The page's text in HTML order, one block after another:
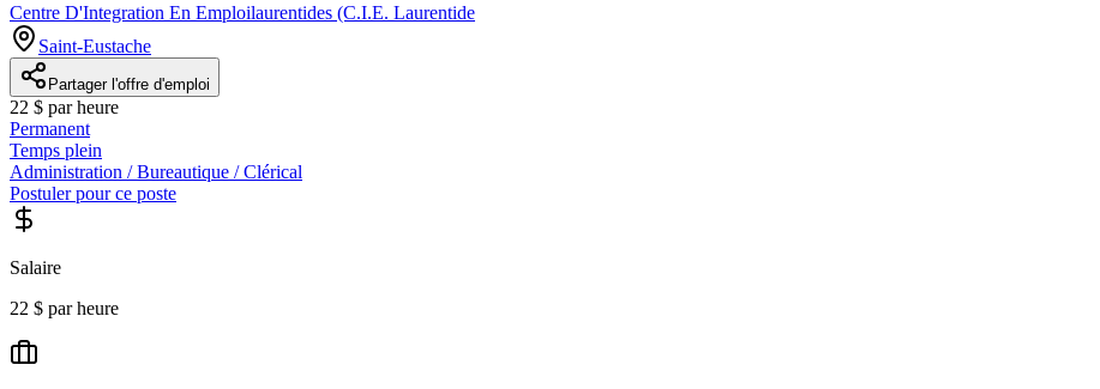
Centre D'Integration En Emploilaurentides (C.I.E. Laurentide
Saint-Eustache
Partager l'offre d'emploi
22 $ par heure
Permanent
Temps plein
Administration / Bureautique / Clérical
Postuler pour ce poste
Salaire
22 $ par heure